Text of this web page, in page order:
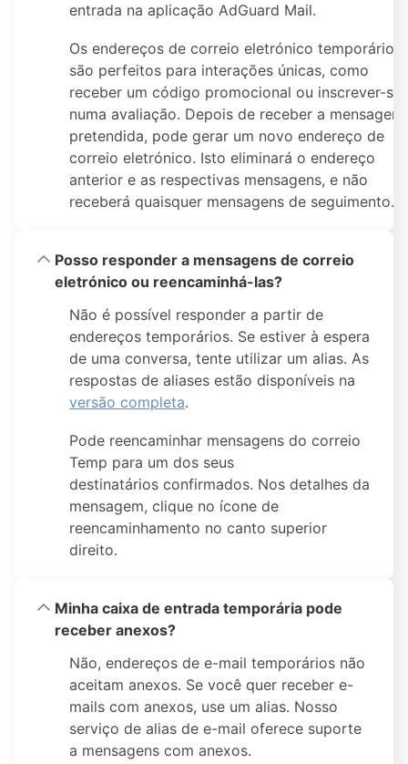
entrada na aplicação AdGuard Mail.
Os endereços de correio eletrónico temporários
são perfeitos para interações únicas, como
receber um código promocional ou inscrever-se
numa avaliação. Depois de receber a mensagem
pretendida, pode gerar um novo endereço de
correio eletrónico. Isto eliminará o endereço
anterior e as respectivas mensagens, e não
receberá quaisquer mensagens de seguimento.
Posso responder a mensagens de correio
eletrónico ou reencaminhá-las?
Não é possível responder a partir de
endereços temporários. Se estiver à espera
de uma conversa, tente utilizar um alias. As
respostas de aliases estão disponíveis na
versão completa.
Pode reencaminhar mensagens do correio
Temp para um dos seus
destinatários confirmados. Nos detalhes da
mensagem, clique no ícone de
reencaminhamento no canto superior
direito.
Minha caixa de entrada temporária pode
receber anexos?
Não, endereços de e-mail temporários não
aceitam anexos. Se você quer receber e-
mails com anexos, use um alias. Nosso
serviço de alias de e-mail oferece suporte
a mensagens com anexos.